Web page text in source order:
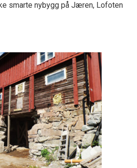
smarte nybygg på Jæren, Lofoten